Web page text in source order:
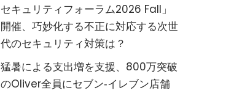
セキュリティフォーラム2026 Fall」
開催、巧妙化する不正に対応する次世
代のセキュリティ対策は？
猛暑による支出増を支援、800万突破
のOliver全員にセブン‐イレブン店舗